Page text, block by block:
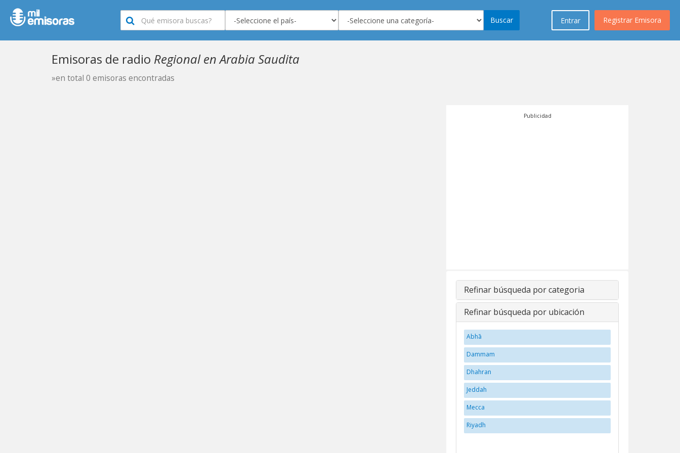
Registrar Emisora
Entrar
Buscar
Emisoras de radio Regional en Arabia Saudita
»en total 0 emisoras encontradas
Publicidad
Refinar búsqueda por categoria
Refinar búsqueda por ubicación
Abhā
Dammam
Dhahran
Jeddah
Mecca
Riyadh